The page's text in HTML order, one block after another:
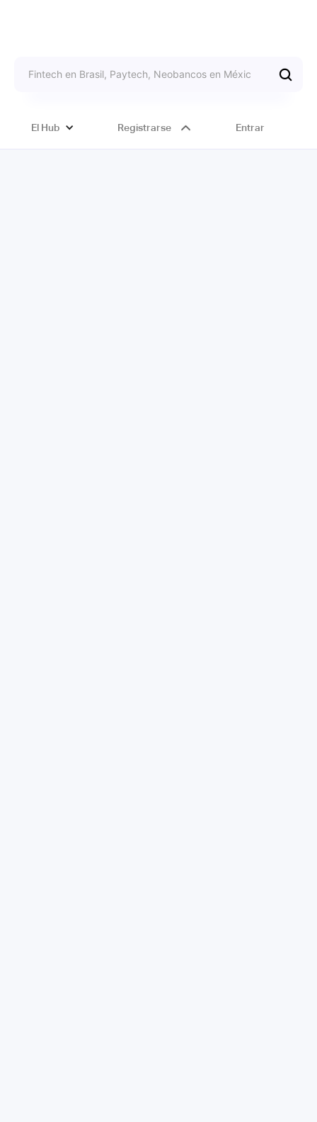
El Hub Registrarse Entrar